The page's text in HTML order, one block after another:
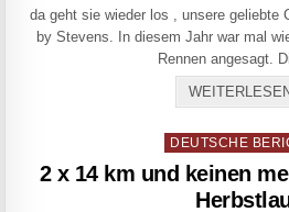
da geht sie wieder los , unsere geliebte
by Stevens. In diesem Jahr war mal
Rennen angesagt.
Posted in
DEUTSCHE
2 x 14 km und keinen